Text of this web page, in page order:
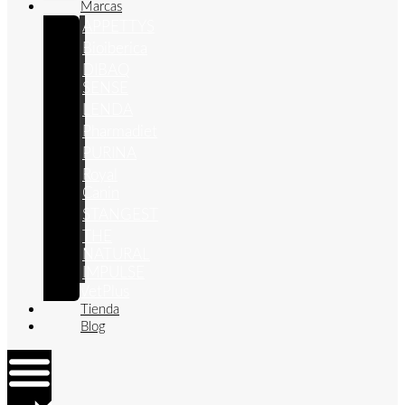
Marcas
APPETTYS
Bioiberica
DIBAQ
SENSE
LENDA
Pharmadiet
PURINA
Royal
Canin
STANGEST
NATURAL
Tienda
Blog